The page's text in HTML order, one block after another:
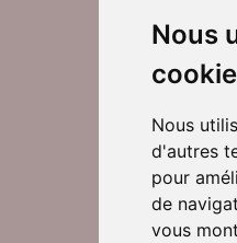
Nous
Nous
d'autres
pour
de
vous
Suivez-